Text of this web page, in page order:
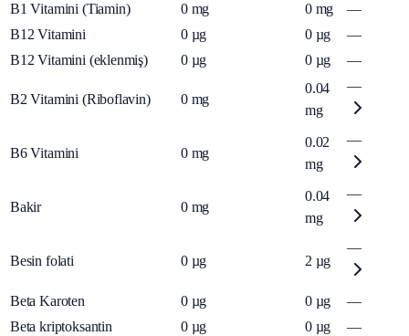
B1 Vitamini (Tiamin) 0 mg 0 mg
—
B12 Vitamini
0 µg 0 µg
—
B12 Vitamini (eklenmiş)
0 µg 0 µg —
B2 Vitamini (Riboflavin) 0 mg
0.04
mg
—
B6 Vitamini 0 mg
0.02
mg
—
Bakir 0 mg
0.04
mg
—
Besin folati 0 µg 2 µg
—
Beta Karoten 0 µg 0 µg
—
Beta kriptoksantin
0 µg 0 µg —